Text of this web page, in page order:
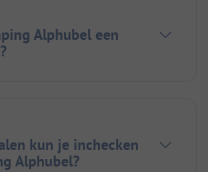
Alphubel een
kun je inchecken
Alphubel?